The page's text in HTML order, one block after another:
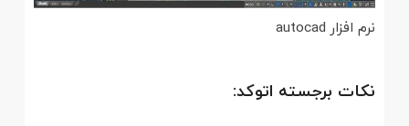
نرم افزار autocad
نکات برجسته اتوکد: